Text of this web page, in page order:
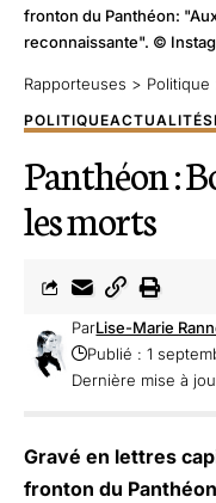
fronton du Panthéon:
reconnaissante". ©
Rapporteuses > Politique
POLITIQUEACTUALITÉS
Panthéon :
les morts
Dernière mise à
ParLise-Marie
Publié : 1
Gravé en lettres
fronton du